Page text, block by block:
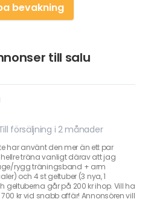
bevakning
till salu
försäljning i 2 månader
har använt den mer än ett par
träna vanligt därav att jag
rygg träningsband + arm
och 4 st geltuber (3 nya, 1
geltuberna går på 200 kr ihop. Vill ha
kr vid snabb affär! Annonsören vill